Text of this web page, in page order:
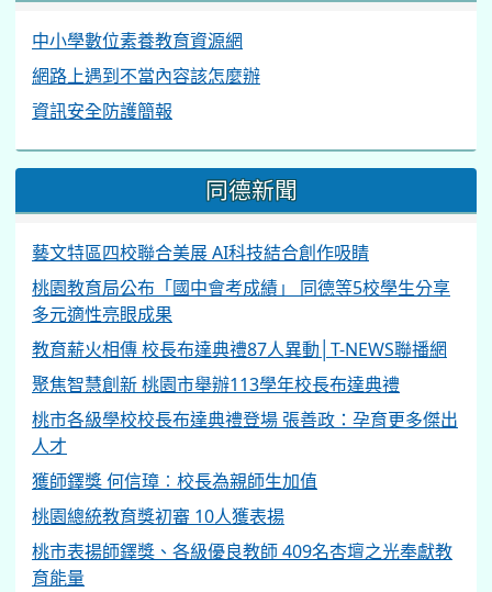
中小學數位素養教育資源網
網路上遇到不當內容該怎麼辦
資訊安全防護簡報
同德新聞
藝文特區四校聯合美展 AI科技結合創作吸睛
桃園教育局公布「國中會考成績」 同德等5校學生分享
多元適性亮眼成果
教育薪火相傳 校長布達典禮87人異動│T-NEWS聯播網
聚焦智慧創新 桃園市舉辦113學年校長布達典禮
桃市各級學校校長布達典禮登場 張善政：孕育更多傑出
人才
獲師鐸獎 何信璋︰校長為親師生加值
桃園總統教育獎初審 10人獲表揚
桃市表揚師鐸獎、各級優良教師 409名杏壇之光奉獻教
育能量